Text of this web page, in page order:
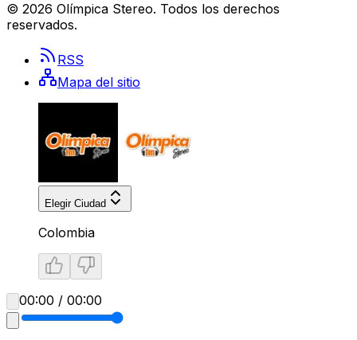
© 2026 Olímpica Stereo. Todos los derechos
reservados.
RSS
Mapa del sitio
Elegir Ciudad
Colombia
00:00 / 00:00